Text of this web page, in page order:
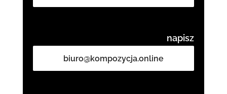
napisz
biuro@kompozycja.online